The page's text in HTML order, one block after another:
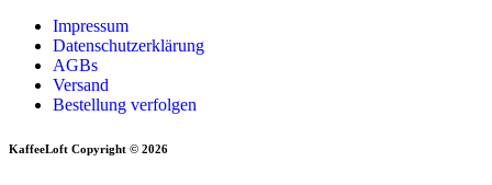
Impressum
Datenschutzerklärung
AGBs
Versand
Bestellung verfolgen
KaffeeLoft Copyright © 2026